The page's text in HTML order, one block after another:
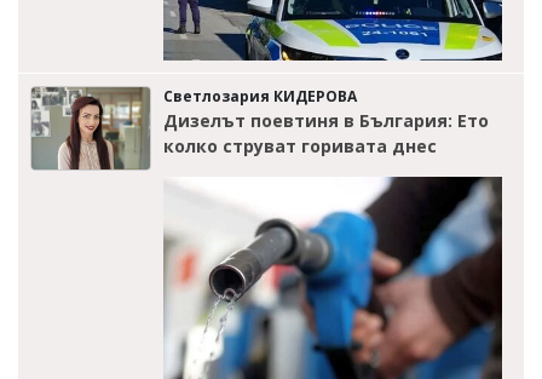
Светлозария КИДЕРОВА
Дизелът поевтиня в България: Ето
колко струват горивата днес